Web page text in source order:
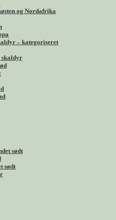
og Nordafrika
– kategoriseret
skaldyr
sødt
sødt